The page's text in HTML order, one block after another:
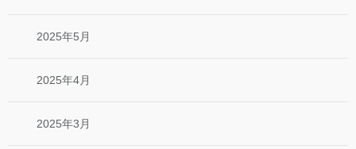
2025年5月
2025年4月
2025年3月